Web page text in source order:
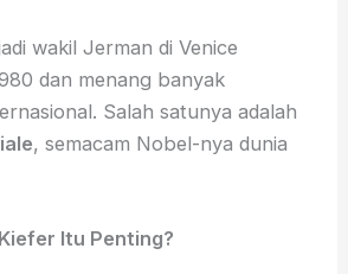
wakil Jerman di Venice
dan menang banyak
Salah satunya adalah
, semacam Nobel-nya dunia
Itu Penting?